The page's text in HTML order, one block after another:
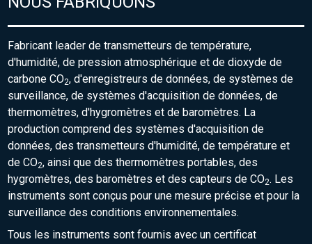
Fabricant leader de transmetteurs de température,
d'humidité, de pression atmosphérique et de dioxyde de
carbone CO2, d'enregistreurs de données, de systèmes de
surveillance, de systèmes d'acquisition de données, de
thermomètres, d'hygromètres et de baromètres. La
production comprend des systèmes d'acquisition de
données, des transmetteurs d'humidité, de température et
de CO2, ainsi que des thermomètres portables, des
hygromètres, des baromètres et des capteurs de CO2. Les
instruments sont conçus pour une mesure précise et pour la
surveillance des conditions environnementales.
Tous les instruments sont fournis avec un certificat